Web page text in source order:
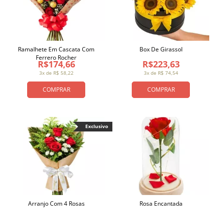
COMPRAR
3x de R$ 58,22
R$174,66
Ramalhete Em Cascata Com
Ferrero Rocher
COMPRAR
3x de R$ 74,54
R$223,63
Box De Girassol
Arranjo Com 4 Rosas
Exclusivo
Rosa Encantada